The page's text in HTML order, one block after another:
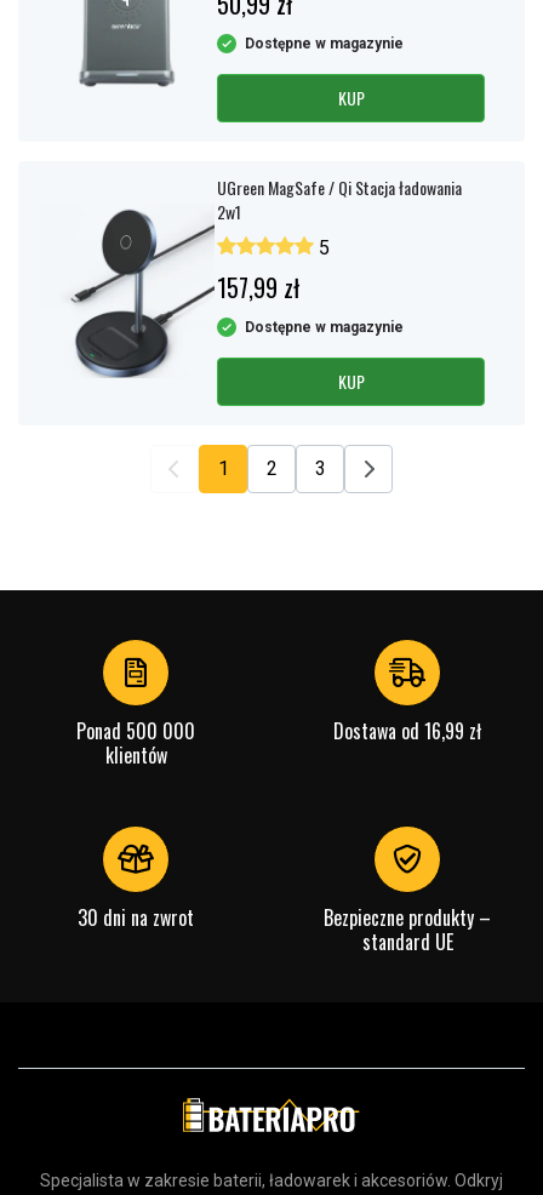
Dostępne w magazynie
KUP
UGreen MagSafe / Qi Stacja ładowania
2w1
5
157,99 zł
Dostępne w magazynie
KUP
1 2 3
Ponad 500 000
klientów
Dostawa od 16,99 zł
30 dni na zwrot
Bezpieczne produkty –
standard UE
Specjalista w zakresie baterii, ładowarek i akcesoriów. Odkryj